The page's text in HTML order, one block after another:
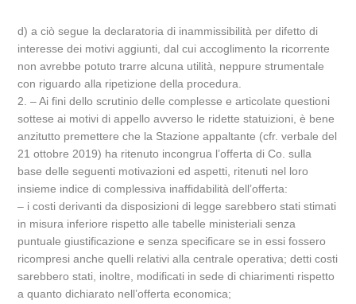
d) a ciò segue la declaratoria di inammissibilità per difetto di
interesse dei motivi aggiunti, dal cui accoglimento la ricorrente
non avrebbe potuto trarre alcuna utilità, neppure strumentale
con riguardo alla ripetizione della procedura.
2. – Ai fini dello scrutinio delle complesse e articolate questioni
sottese ai motivi di appello avverso le ridette statuizioni, è bene
anzitutto premettere che la Stazione appaltante (cfr. verbale del
21 ottobre 2019) ha ritenuto incongrua l’offerta di Co. sulla
base delle seguenti motivazioni ed aspetti, ritenuti nel loro
insieme indice di complessiva inaffidabilità dell’offerta:
– i costi derivanti da disposizioni di legge sarebbero stati stimati
in misura inferiore rispetto alle tabelle ministeriali senza
puntuale giustificazione e senza specificare se in essi fossero
ricompresi anche quelli relativi alla centrale operativa; detti costi
sarebbero stati, inoltre, modificati in sede di chiarimenti rispetto
a quanto dichiarato nell’offerta economica;